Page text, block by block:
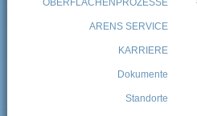
OBERFLÄCHENPROZESSE
ARENS SERVICE
KARRIERE
Dokumente
Standorte